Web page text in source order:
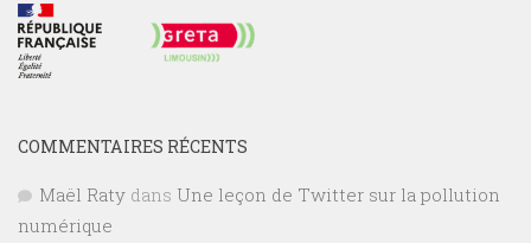
COMMENTAIRES RÉCENTS
Maël Raty dans Une leçon de Twitter sur la pollution
numérique